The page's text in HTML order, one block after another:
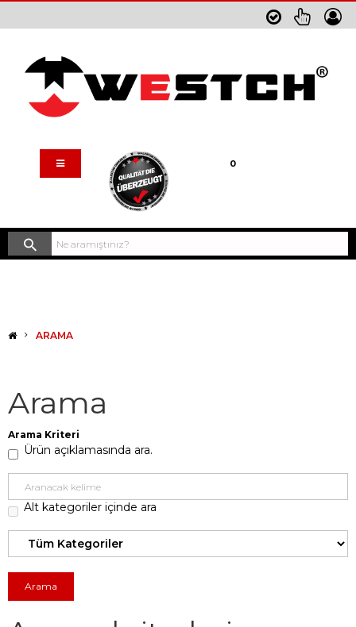
0
ARAMA
Arama
Arama Kriteri
Ürün açıklamasında ara.
Alt kategoriler içinde ara